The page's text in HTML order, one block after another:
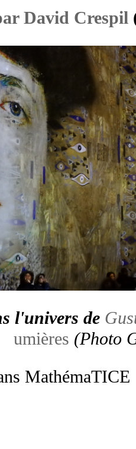
David Crespil
l'univers de
umières (Photo